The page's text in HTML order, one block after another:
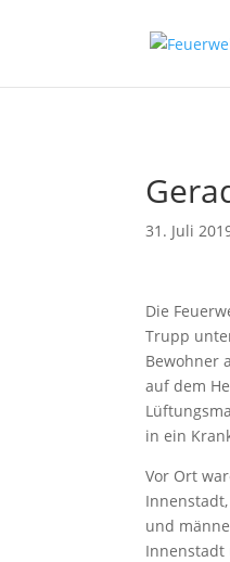
31. Juli
Die
Trupp
Bewohner
auf dem
in ein
Vor Ort
und
Innenstadt